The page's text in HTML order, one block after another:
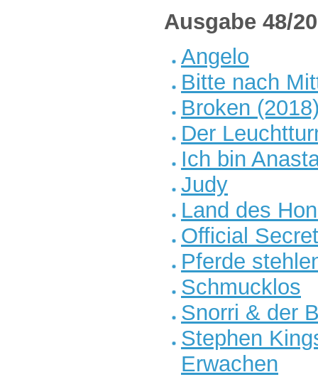
Ausgabe 48/
Angelo
Bitte nach
Broken
Der
Ich bin
Judy
Land des
Official
Pferde
Schmucklos
Snorri & der
Stephen
Erwachen